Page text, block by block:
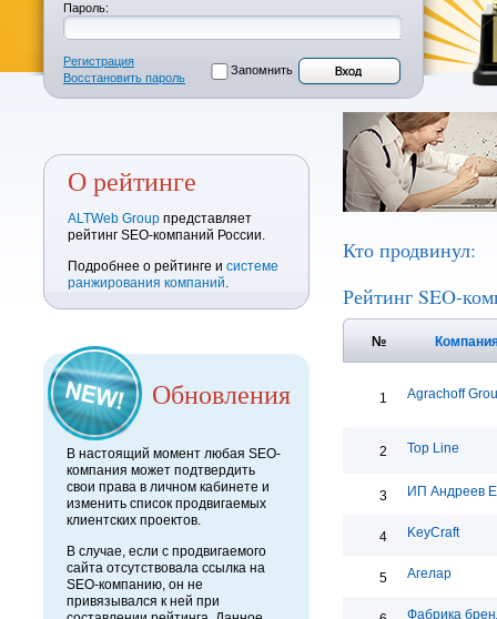
Пароль:
Регистрация
Восстановить пароль
Запомнить
О рейтинге
ALTWeb Group представляет
рейтинг SEO-компаний России.
Подробнее о рейтинге и системе
ранжирования компаний.
Обновления
В настоящий момент любая SEO-
компания может подтвердить
свои права в личном кабинете и
изменить список продвигаемых
клиентских проектов.
В случае, если с продвигаемого
сайта отсутствовала ссылка на
SEO-компанию, он не
привязывался к ней при
Кто продвинул:
Рейтинг SEO-
№
1 Agrachoff
2 Top Line
3 ИП Андреев
4 KeyCraft
5 Агелар
Фабрика